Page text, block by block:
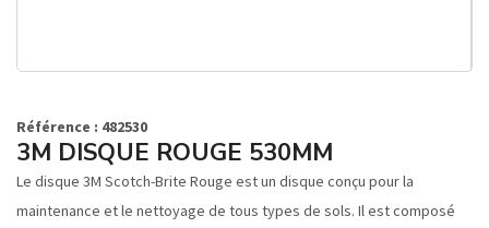
Référence : 482530
3M DISQUE ROUGE 530MM
Le disque 3M Scotch-Brite Rouge est un disque conçu pour la
maintenance et le nettoyage de tous types de sols. Il est composé